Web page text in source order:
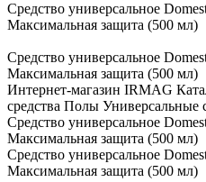
Средство универсальное
Максимальная защита (500 мл)
Средство универсальное
Максимальная защита (500 мл)
Интернет-магазин IRMAG
средства Полы Универсальные
Средство универсальное
Максимальная защита (500 мл)
Средство универсальное
Максимальная защита (500 мл)